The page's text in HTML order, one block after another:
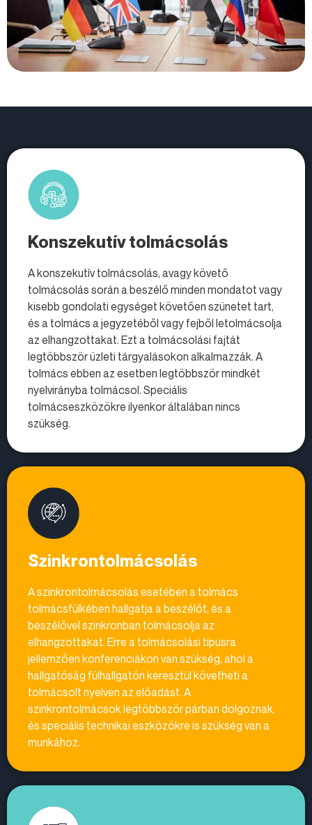
Konszekutív tolmácsolás
A konszekutív tolmácsolás, avagy követő
tolmácsolás során a beszélő minden mondatot vagy
kisebb gondolati egységet követően szünetet tart,
és a tolmács a jegyzetéből vagy fejből letolmácsolja
az elhangzottakat. Ezt a tolmácsolási fajtát
legtöbbször üzleti tárgyalásokon alkalmazzák. A
tolmács ebben az esetben legtöbbször mindkét
nyelvirányba tolmácsol. Speciális
tolmácseszközökre ilyenkor általában nincs
szükség.
Szinkrontolmácsolás
A szinkrontolmácsolás esetében a tolmács
tolmácsfülkében hallgatja a beszélőt, és a
beszélővel szinkronban tolmácsolja az
elhangzottakat. Erre a tolmácsolási típusra
jellemzően konferenciákon van szükség, ahol a
hallgatóság fülhallgatón keresztül követheti a
tolmácsolt nyelven az előadást. A
szinkrontolmácsok legtöbbször párban dolgoznak,
és speciális technikai eszközökre is szükség van a
munkához.